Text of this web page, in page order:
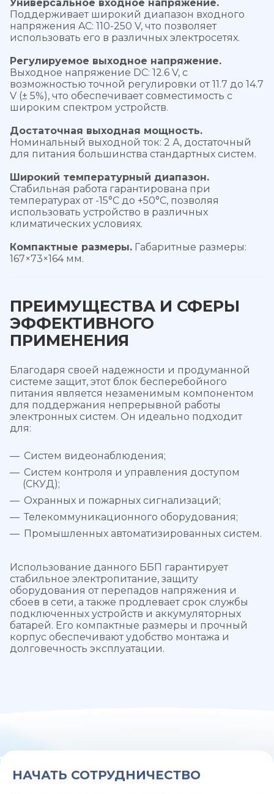
Универсальное входное напряжение.
Поддерживает широкий диапазон входного
напряжения AC: 110-250 V, что позволяет
использовать его в различных электросетях.
Регулируемое выходное напряжение.
Выходное напряжение DC: 12.6 V, с
возможностью точной регулировки от 11.7 до 14.7
V (± 5%), что обеспечивает совместимость с
широким спектром устройств.
Достаточная выходная мощность.
Номинальный выходной ток: 2 А, достаточный
для питания большинства стандартных систем.
Широкий температурный диапазон.
Стабильная работа гарантирована при
температурах от -15°C до +50°C, позволяя
использовать устройство в различных
климатических условиях.
Компактные размеры. Габаритные размеры:
167×73×164 мм.
ПРЕИМУЩЕСТВА И СФЕРЫ
ЭФФЕКТИВНОГО
ПРИМЕНЕНИЯ
Благодаря своей надежности и продуманной
системе защит, этот блок бесперебойного
питания является незаменимым компонентом
для поддержания непрерывной работы
электронных систем. Он идеально подходит
для:
Систем видеонаблюдения;
Систем контроля и управления доступом
(СКУД);
Охранных и пожарных сигнализаций;
Телекоммуникационного оборудования;
Промышленных автоматизированных систем.
Использование данного ББП гарантирует
стабильное электропитание, защиту
оборудования от перепадов напряжения и
сбоев в сети, а также продлевает срок службы
подключенных устройств и аккумуляторных
батарей. Его компактные размеры и прочный
корпус обеспечивают удобство монтажа и
долговечность эксплуатации.
НАЧАТЬ СОТРУДНИЧЕСТВО